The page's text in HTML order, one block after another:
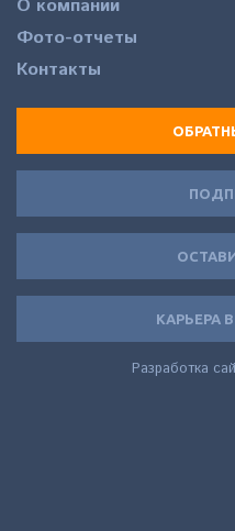
О компании
Фото-отчеты
Контакты
КАРЬЕРА В
Разработка